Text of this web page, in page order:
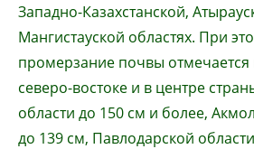
Западно-Казахстанской,
Мангистауской областях. При
промерзание почвы отмечается
северо-востоке и в центре
области до 150 см и более,
до 139 см, Павлодарской